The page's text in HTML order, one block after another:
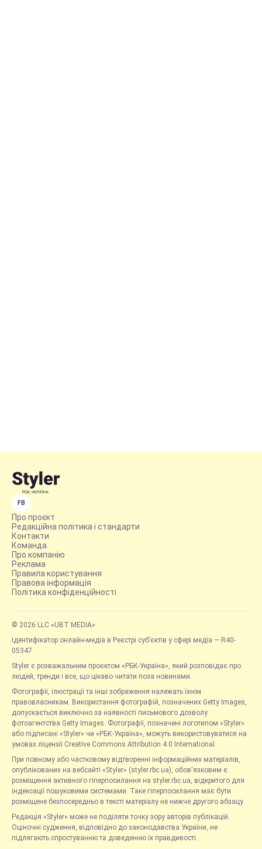
FB
Про проєкт
Редакційна політика і стандарти
Контакти
Команда
Про компанію
Реклама
Правила користування
Правова інформація
Політика конфіденційності
© 2026 LLC «UBT MEDIA»
Ідентифікатор онлайн-медіа в Реєстрі суб’єктів у сфері медіа — R40-
05347
Styler є розважальним проєктом «РБК-Україна», який розповідає про
людей, тренди і все, що цікаво читати поза новинами.
Фотографії, ілюстрації та інші зображення належать їхнім
правовласникам. Використання фотографій, позначених Getty Images,
допускається виключно за наявності письмового дозволу
фотоагентства Getty Images. Фотографії, позначені логотипом «Styler»
або підписані «Styler» чи «РБК-Україна», можуть використовуватися на
умовах ліцензії Creative Commons Attribution 4.0 International.
При повному або частковому відтворенні інформаційних матеріалів,
опублікованих на вебсайті «Styler» (styler.rbc.ua), обов'язковим є
розміщення активного гіперпосилання на styler.rbc.ua, відкритого для
індексації пошуковими системами. Таке гіперпосилання має бути
розміщене безпосередньо в тексті матеріалу не нижче другого абзацу.
Редакція «Styler» може не поділяти точку зору авторів публікацій.
Оціночні судження, відповідно до законодавства України, не
підлягають спростуванню та доведенню їх правдивості.